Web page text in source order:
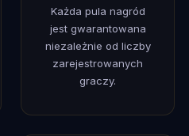
Każda pula nagród
jest gwarantowana
niezależnie od liczby
zarejestrowanych
graczy.